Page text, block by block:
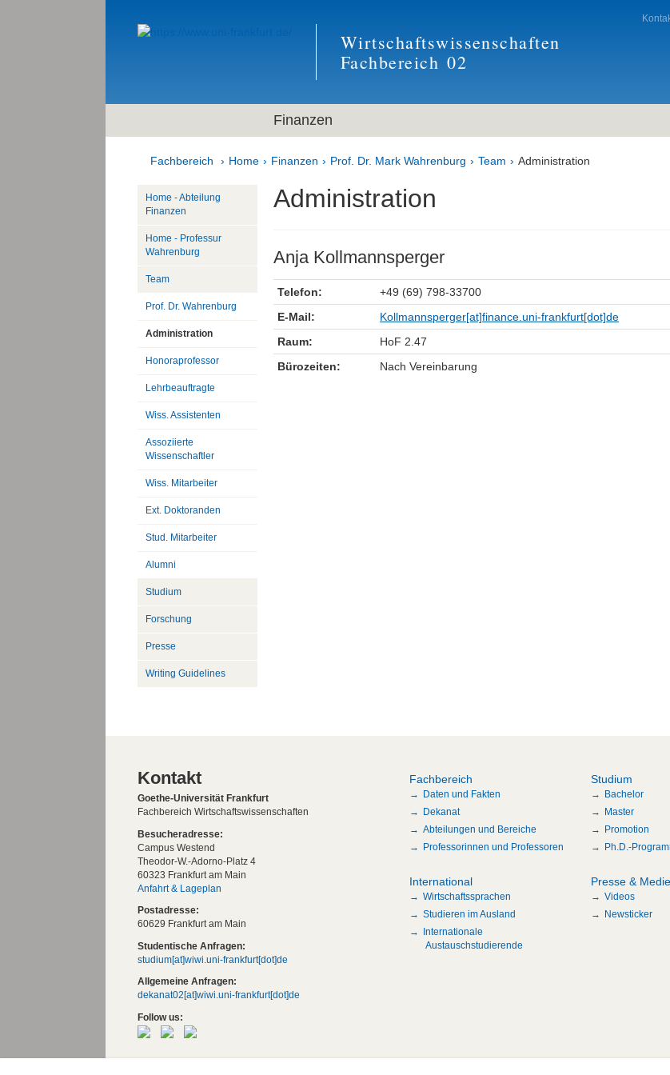
Wirtschaftswissenschaften
Fachbereich 02
Finanzen
Fachbereich Home Finanzen Prof. Dr. Mark Wahrenburg Team Administration
Administration
Anja Kollmannsperger
Telefon:
+49 (69) 798-33700
E-Mail:
Kollmannsperger[at]finance.uni-frankfurt[dot]de
Raum:
HoF 2.47
Bürozeiten:
Nach Vereinbarung
Home - Abteilung
Finanzen
Home - Professur
Wahrenburg
Team
Prof. Dr. Wahrenburg
Administration
Honoraprofessor
Lehrbeauftragte
Wiss. Assistenten
Assoziierte
Wissenschaftler
Wiss. Mitarbeiter
Ext. Doktoranden
Stud. Mitarbeiter
Alumni
Studium
Forschung
Presse
Writing Guidelines
Kontakt
Goethe-Universität Frankfurt
Fachbereich Wirtschaftswissenschaften
Besucheradresse:
Campus Westend
Theodor-W.-Adorno-Platz 4
60323 Frankfurt am Main
Anfahrt & Lageplan
Postadresse:
60629 Frankfurt am Main
Studentische Anfragen:
studium[at]wiwi.uni-frankfurt[dot]de
Allgemeine Anfragen:
dekanat02[at]wiwi.uni-frankfurt[dot]de
Follow us:
Fachbereich
Daten und Fakten
Dekanat
Abteilungen und Bereiche
Professorinnen und Professoren
Studium
Bachelor
Master
Promotion
Ph.D.-
International
Wirtschaftssprachen
Studieren im Ausland
Internationale
Austauschstudierende
Presse &
Videos
Newsticker